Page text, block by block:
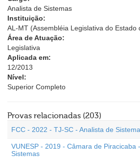
Analista de Sistemas
Instituição:
AL-MT (Assembléia Legislativa do Estado
Área de Atuação:
Legislativa
Aplicada em:
12/2013
Nível:
Superior Completo
Provas relacionadas (203)
FCC - 2022 - TJ-SC - Analista de
VUNESP - 2019 - Câmara de Piracicaba
Sistemas